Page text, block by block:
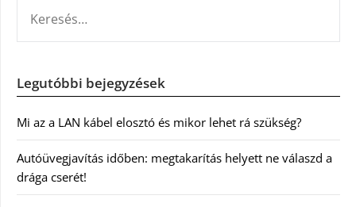
Legutóbbi bejegyzések
Mi az a LAN kábel elosztó és mikor lehet rá szükség?
Autóüvegjavítás időben: megtakarítás helyett ne válaszd a
drága cserét!